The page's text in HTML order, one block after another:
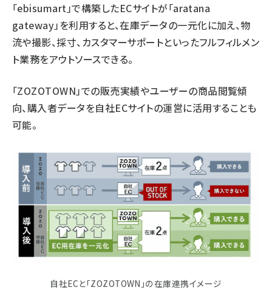
「ebisumart」で構築したECサイトが「aratana
gateway」を利用すると、在庫データの一元化に加え、物
流や撮影、採寸、カスタマーサポートといったフルフィルメン
ト業務をアウトソースできる。
「ZOZOTOWN」での販売実績やユーザーの商品閲覧傾
向、購入者データを自社ECサイトの運営に活用することも
可能。
自社ECと「ZOZOTOWN」の在庫連携イメージ